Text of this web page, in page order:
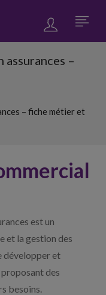
–
– fiche métier et
est un
et la gestion des
développer et
des
besoins.